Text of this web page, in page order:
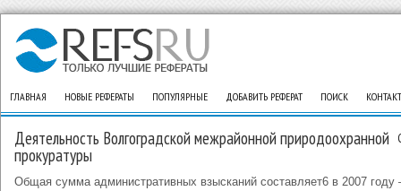
ГЛАВНАЯ НОВЫЕ РЕФЕРАТЫ ПОПУЛЯРНЫЕ ДОБАВИТЬ РЕФЕРАТ ПОИСК
Деятельность Волгоградской межрайонной природоохранной
прокуратуры
Общая сумма административных взысканий составляет6 в 2007 году